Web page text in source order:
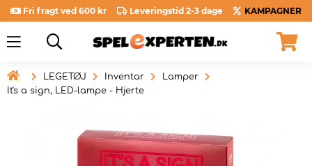
Fri fragt ved 600 kr Leveringstid 2-3 dage KAMPAGNER
 LEGETØJ Inventar
Lamper
It's a sign, LED-lampe - Hjerte